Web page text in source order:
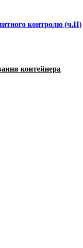
контролю (ч.II)
контейнера